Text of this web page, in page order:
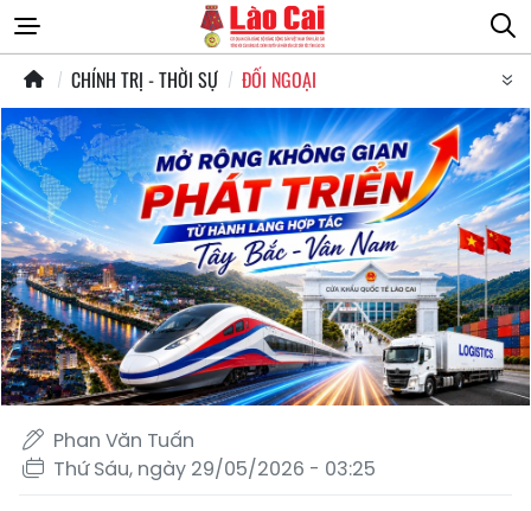
CHÍNH TRỊ - THỜI SỰ ĐỐI NGOẠI
Phan Văn Tuấn
Thứ Sáu, ngày 29/05/2026 - 03:25